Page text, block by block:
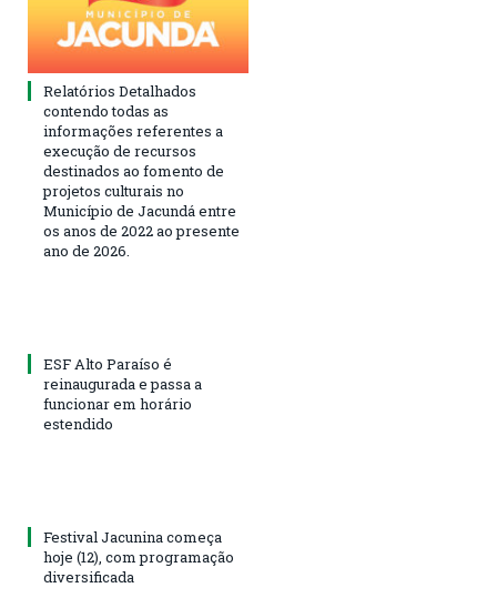
Relatórios Detalhados
contendo todas as
informações referentes a
execução de recursos
destinados ao fomento de
projetos culturais no
Município de Jacundá entre
os anos de 2022 ao presente
ano de 2026.
ESF Alto Paraíso é
reinaugurada e passa a
funcionar em horário
estendido
Festival Jacunina começa
hoje (12), com programação
diversificada